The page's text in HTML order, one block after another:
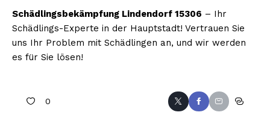
Schädlingsbekämpfung Lindendorf 15306 – Ihr
Schädlings-Experte in der Hauptstadt! Vertrauen Sie
uns Ihr Problem mit Schädlingen an, und wir werden
es für Sie lösen!
0